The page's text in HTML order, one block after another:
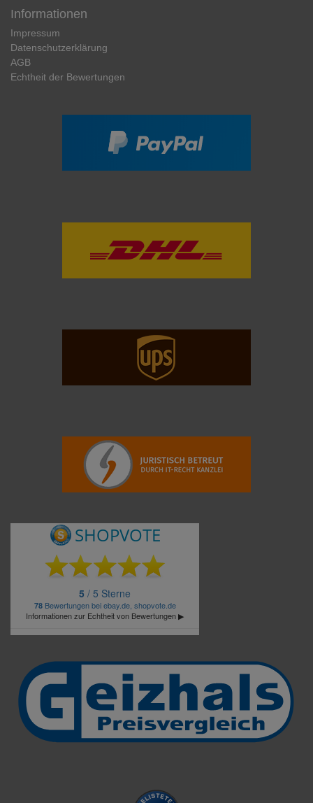
Informationen
Impressum
Daten­schutz­erklärung
AGB
Echtheit der Bewertungen